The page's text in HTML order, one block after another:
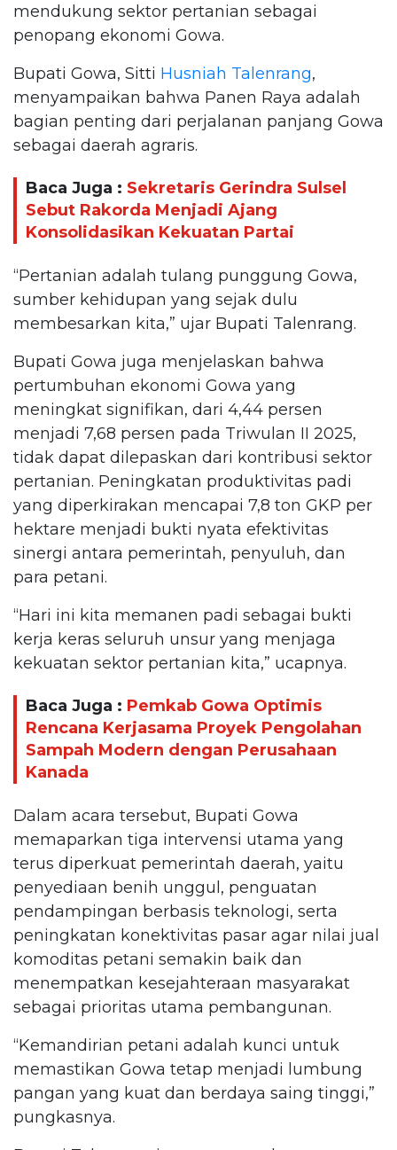
mendukung sektor pertanian sebagai
penopang ekonomi Gowa.
Bupati Gowa, Sitti Husniah Talenrang,
menyampaikan bahwa Panen Raya adalah
bagian penting dari perjalanan panjang Gowa
sebagai daerah agraris.
Baca Juga : Sekretaris Gerindra Sulsel
Sebut Rakorda Menjadi Ajang
Konsolidasikan Kekuatan Partai
“Pertanian adalah tulang punggung Gowa,
sumber kehidupan yang sejak dulu
membesarkan kita,” ujar Bupati Talenrang.
Bupati Gowa juga menjelaskan bahwa
pertumbuhan ekonomi Gowa yang
meningkat signifikan, dari 4,44 persen
menjadi 7,68 persen pada Triwulan II 2025,
tidak dapat dilepaskan dari kontribusi sektor
pertanian. Peningkatan produktivitas padi
yang diperkirakan mencapai 7,8 ton GKP per
hektare menjadi bukti nyata efektivitas
sinergi antara pemerintah, penyuluh, dan
para petani.
“Hari ini kita memanen padi sebagai bukti
kerja keras seluruh unsur yang menjaga
kekuatan sektor pertanian kita,” ucapnya.
Baca Juga : Pemkab Gowa Optimis
Rencana Kerjasama Proyek Pengolahan
Sampah Modern dengan Perusahaan
Kanada
Dalam acara tersebut, Bupati Gowa
memaparkan tiga intervensi utama yang
terus diperkuat pemerintah daerah, yaitu
penyediaan benih unggul, penguatan
pendampingan berbasis teknologi, serta
peningkatan konektivitas pasar agar nilai jual
komoditas petani semakin baik dan
menempatkan kesejahteraan masyarakat
sebagai prioritas utama pembangunan.
“Kemandirian petani adalah kunci untuk
memastikan Gowa tetap menjadi lumbung
pangan yang kuat dan berdaya saing tinggi,”
pungkasnya.